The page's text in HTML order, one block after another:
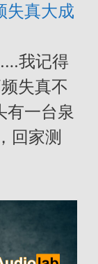
失真大成
我记得
失真不
有一台泉
回家测